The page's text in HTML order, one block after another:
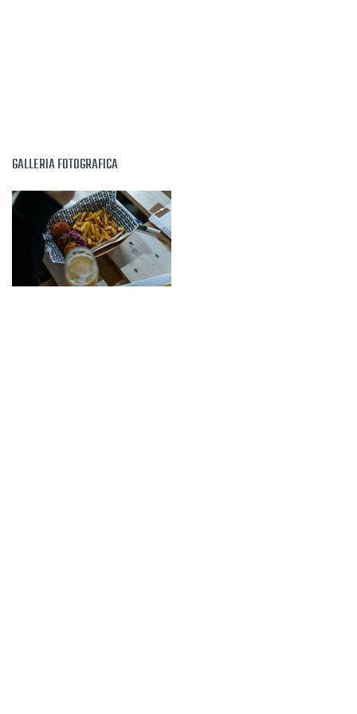
GALLERIA FOTOGRAFICA